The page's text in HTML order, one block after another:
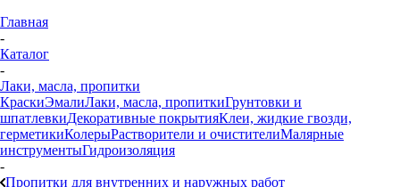
Главная
-
Каталог
-
Лаки, масла, пропитки
КраскиЭмалиЛаки, масла, пропиткиГрунтовки и
шпатлевкиДекоративные покрытияКлеи, жидкие гвозди,
герметикиКолерыРастворители и очистителиМалярные
инструментыГидроизоляция
-
Пропитки для внутренних и наружных работ